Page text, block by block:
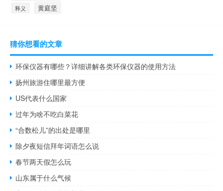
释义 黄庭坚
猜你想看的文章
环保仪器有哪些？详细讲解各类环保仪器的使用方法
扬州旅游住哪里最方便
US代表什么国家
过年为啥不吃白菜花
“合数松儿”的出处是哪里
除夕夜短信拜年词语怎么说
春节两天假怎么玩
山东属于什么气候